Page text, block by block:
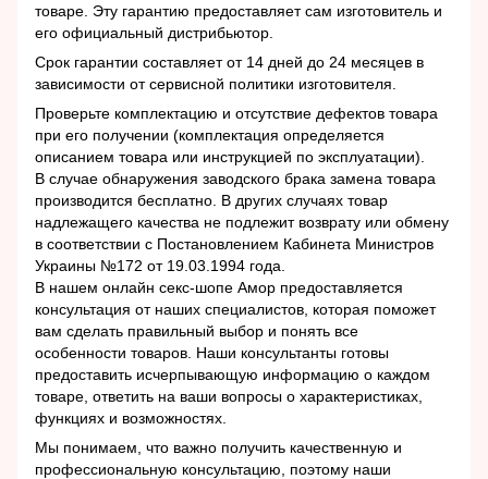
товаре. Эту гарантию предоставляет сам изготовитель и
его официальный дистрибьютор.
Срок гарантии составляет от 14 дней до 24 месяцев в
зависимости от сервисной политики изготовителя.
Проверьте комплектацию и отсутствие дефектов товара
при его получении (комплектация определяется
описанием товара или инструкцией по эксплуатации).
В случае обнаружения заводского брака замена товара
производится бесплатно. В других случаях товар
надлежащего качества не подлежит возврату или обмену
в соответствии с Постановлением Кабинета Министров
Украины №172 от 19.03.1994 года.
В нашем онлайн секс-шопе Амор предоставляется
консультация от наших специалистов, которая поможет
вам сделать правильный выбор и понять все
особенности товаров. Наши консультанты готовы
предоставить исчерпывающую информацию о каждом
товаре, ответить на ваши вопросы о характеристиках,
функциях и возможностях.
Мы понимаем, что важно получить качественную и
профессиональную консультацию, поэтому наши